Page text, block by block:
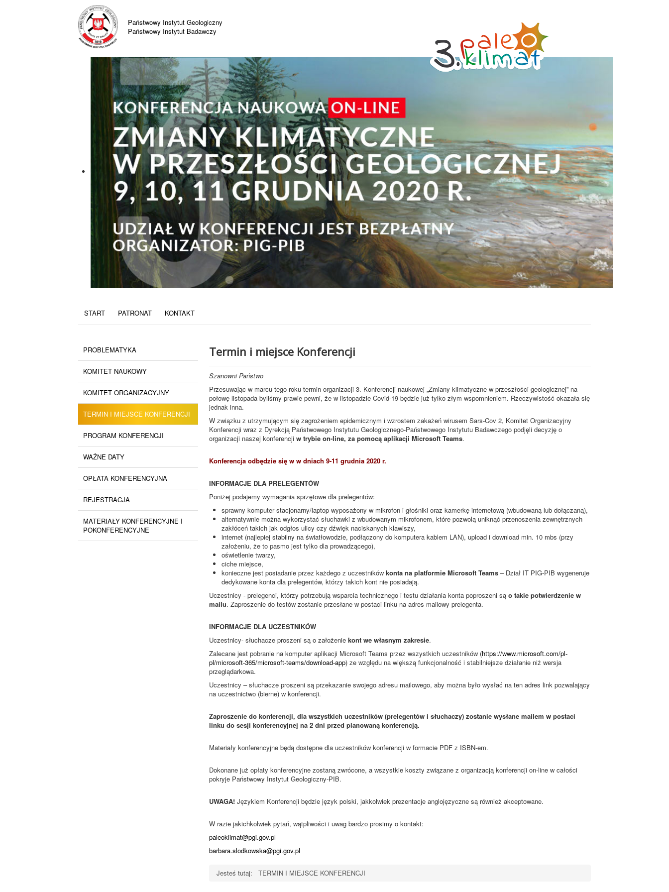
Państwowy Instytut Geologiczny
Państwowy Instytut Badawczy
START PATRONAT KONTAKT
PROBLEMATYKA
KOMITET NAUKOWY
KOMITET ORGANIZACYJNY
TERMIN I MIEJSCE KONFERENCJI
PROGRAM KONFERENCJI
WAŻNE DATY
OPŁATA KONFERENCYJNA
REJESTRACJA
MATERIAŁY KONFERENCYJNE I
POKONFERENCYJNE
Termin i miejsce Konferencji
Szanowni Państwo
Przesuwając w marcu tego roku termin organizacji 3. Konferencji naukowej „Zmiany klimatyczne w przeszłości geologicznej” na
połowę listopada byliśmy prawie pewni, że w listopadzie Covid-19 będzie już tylko złym wspomnieniem. Rzeczywistość okazała się
jednak inna.
W związku z utrzymującym się zagrożeniem epidemicznym i wzrostem zakażeń wirusem Sars-Cov 2, Komitet Organizacyjny
Konferencji wraz z Dyrekcją Państwowego Instytutu Geologicznego-Państwowego Instytutu Badawczego podjęli decyzję o
organizacji naszej konferencji w trybie on-line, za pomocą aplikacji Microsoft Teams.
Konferencja odbędzie się w w dniach 9-11 grudnia 2020 r.
INFORMACJE DLA PRELEGENTÓW
Poniżej podajemy wymagania sprzętowe dla prelegentów:
sprawny komputer stacjonarny/laptop wyposażony w mikrofon i głośniki oraz kamerkę internetową (wbudowaną lub dołączaną),
alternatywnie można wykorzystać słuchawki z wbudowanym mikrofonem, które pozwolą uniknąć przenoszenia zewnętrznych
zakłóceń takich jak odgłos ulicy czy dźwięk naciskanych klawiszy,
internet (najlepiej stabilny na światłowodzie, podłączony do komputera kablem LAN), upload i download min. 10 mbs (przy
założeniu, że to pasmo jest tylko dla prowadzącego),
oświetlenie twarzy,
ciche miejsce,
konieczne jest posiadanie przez każdego z uczestników konta na platformie Microsoft Teams– Dział IT PIG-PIB wygeneruje
dedykowane konta dla prelegentów, którzy takich kont nie posiadają.
Uczestnicy - prelegenci, którzy potrzebują wsparcia technicznego i testu działania konta poproszeni są o takie potwierdzenie w
mailu. Zaproszenie do testów zostanie przesłane w postaci linku na adres mailowy prelegenta.
INFORMACJE DLA UCZESTNIKÓW
Uczestnicy- słuchacze proszeni są o założenie kont we własnym zakresie.
Zalecane jest pobranie na komputer aplikacji Microsoft Teams przez wszystkich uczestników (https://www.microsoft.com/pl-
pl/microsoft-365/microsoft-teams/download-app) ze względu na większą funkcjonalność i stabilniejsze działanie niż wersja
przeglądarkowa.
Uczestnicy – słuchacze proszeni są przekazanie swojego adresu mailowego, aby można było wysłać na ten adres link pozwalający
na uczestnictwo (bierne) w konferencji.
Zaproszenie do konferencji, dla wszystkich uczestników (prelegentów i słuchaczy) zostanie wysłane mailem w postaci
linku do sesji konferencyjnej na 2 dni przed planowaną konferencją.
Materiały konferencyjne będą dostępne dla uczestników konferencji w formacie PDF z ISBN-em.
Dokonane już opłaty konferencyjne zostaną zwrócone, a wszystkie koszty związane z organizacją konferencji on-line w całości
pokryje Państwowy Instytut Geologiczny-PIB.
UWAGA!Językiem Konferencji będzie język polski, jakkolwiek prezentacje anglojęzyczne są również akceptowane.
W razie jakichkolwiek pytań, wątpliwości i uwag bardzo prosimy o kontakt:
paleoklimat@pgi.gov.pl
barbara.slodkowska@pgi.gov.pl
Jesteś tutaj: TERMIN I MIEJSCE KONFERENCJI